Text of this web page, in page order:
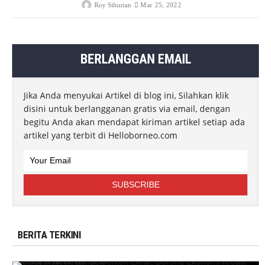
Roy Siburian Mar 25, 2022
BERLANGGAN EMAIL
Jika Anda menyukai Artikel di blog ini, Silahkan klik
disini untuk berlangganan gratis via email, dengan
begitu Anda akan mendapat kiriman artikel setiap ada
artikel yang terbit di Helloborneo.com
BERITA TERKINI